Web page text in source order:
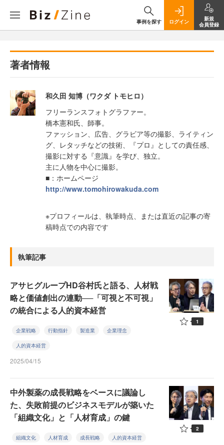
事例を探す ログイン
新規
会員登録
著者情報
和久田 知博（ワクダ トモヒロ）
フリーランスフォトグラファー。
橋本憲和氏、師事。
ファッション、広告、グラビア等の撮影、ライティン
グ、レタッチなどの技術、『プロ』としての責任感、
撮影に対する『意識』を学び、独立。
主に人物を中心に撮影。
■：ホームページ
http://www.tomohirowakuda.com
※プロフィールは、執筆時点、または直近の記事の寄
稿時点での内容です
執筆記事
アサヒグループHD谷村氏と語る、人材戦
略と価値創出の連動──「可視と不可視」
の統合による人的資本経営
企業戦略 行動指針 製造業 企業理念
人的資本経営
2025/04/15
1
中外製薬の成長戦略をベースに議論し
た、失敗前提のビジネスモデルが築いた
「組織文化」と「人材育成」の鍵
組織文化 人材育成 成長戦略 人的資本経営
2